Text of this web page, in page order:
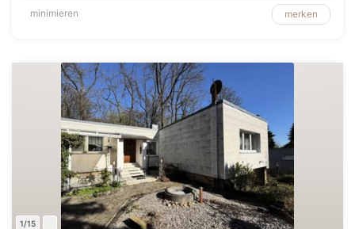
minimieren merken
1/15